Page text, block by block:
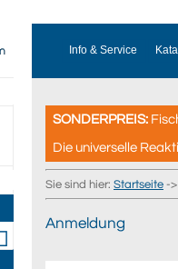
Info & Service
SONDERPREIS:
Die universelle
Sie sind hier: Startseite -
Anmeldung